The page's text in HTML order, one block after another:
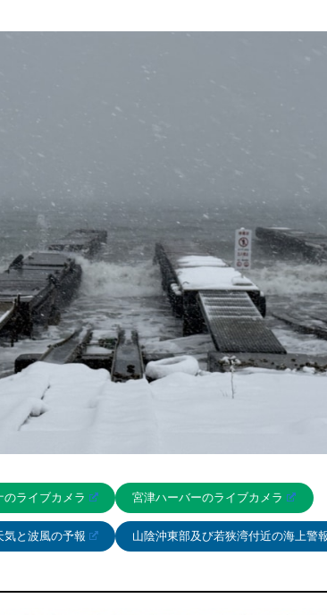
のライブカメラ 宮津ハーバーのライブカメラ
気と波風の予報 山陰沖東部及び若狭湾付近の海上警